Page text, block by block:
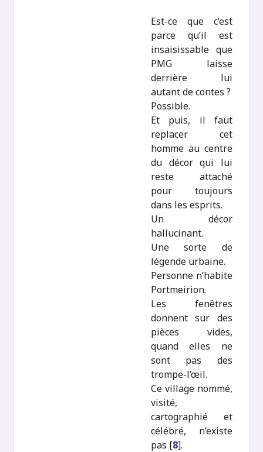
Est-ce que c’est
parce qu’il est
insaisissable que
PMG laisse
derrière lui
autant de contes ?
Possible.
Et puis, il faut
replacer cet
homme au centre
du décor qui lui
reste attaché
pour toujours
dans les esprits.
Un décor
hallucinant.
Une sorte de
légende urbaine.
Personne n’habite
Portmeirion.
Les fenêtres
donnent sur des
pièces vides,
quand elles ne
sont pas des
trompe-l’œil.
Ce village nommé,
visité,
cartographié et
célébré, n’existe
pas [8].